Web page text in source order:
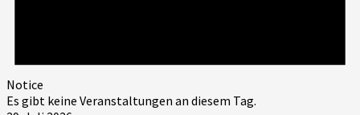
Notice
Es gibt keine Veranstaltungen an diesem Tag.